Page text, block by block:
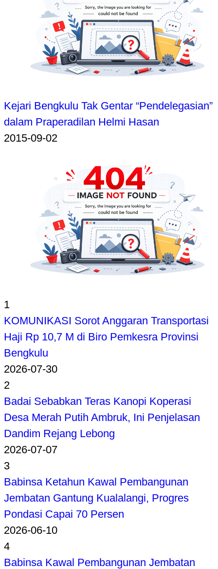
Kejari Bengkulu Tak Gentar “Pendelegasian”
dalam Praperadilan Helmi Hasan
2015-09-02
1
KOMUNIKASI Sorot Anggaran Transportasi
Haji Rp 10,7 M di Biro Pemkesra Provinsi
Bengkulu
2026-07-30
2
Badai Sebabkan Teras Kanopi Koperasi
Desa Merah Putih Ambruk, Ini Penjelasan
Dandim Rejang Lebong
2026-07-07
3
Babinsa Ketahun Kawal Pembangunan
Jembatan Gantung Kualalangi, Progres
Pondasi Capai 70 Persen
2026-06-10
4
Babinsa Kawal Pembangunan Jembatan